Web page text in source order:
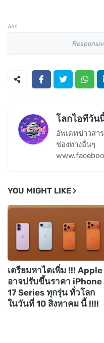
Ads
โลกไอทีวัน
อัพเดทข่าวสา
ช่องทางอื่นๆ
YOU MIGHT LIKE
เตรียมหาไตเพิ่ม !!! Apple
อาจปรับขึ้นราคา iPhone
17 Series ทุกรุ่น ทั่วโลก
ในวันที่ 10 สิงหาคม นี้ !!!!